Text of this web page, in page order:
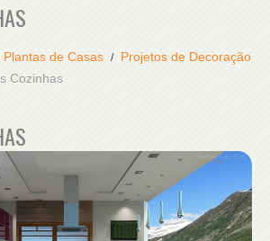
de Casas
Projetos de Decoração
Cozinhas